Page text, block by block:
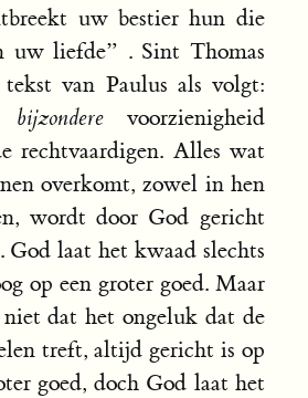
uw bestier hun die
uw liefde” . Sint Thomas
van Paulus als volgt:
bijzondere voorzienigheid
rechtvaardigen. Alles wat
overkomt, zowel in hen
wordt door God gericht
God laat het kwaad slechts
op een groter goed. Maar
dat het ongeluk dat de
treft, altijd gericht is op
goed, doch God laat het